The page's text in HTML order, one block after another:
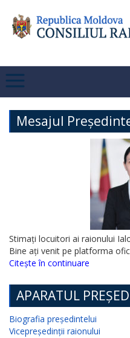
Mesajul
Stimați locuitori ai raionului
Bine ați venit pe platforma
Citește în continuare
APARATUL
Biografia președintelui
Vicepreședinții raionului